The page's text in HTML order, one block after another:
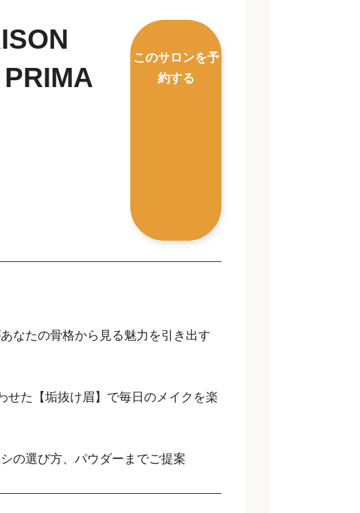
このサロンを予
約する
なたの骨格から見る魅力を引き出す
せた【垢抜け眉】で毎日のメイクを楽
の選び方、パウダーまでご提案